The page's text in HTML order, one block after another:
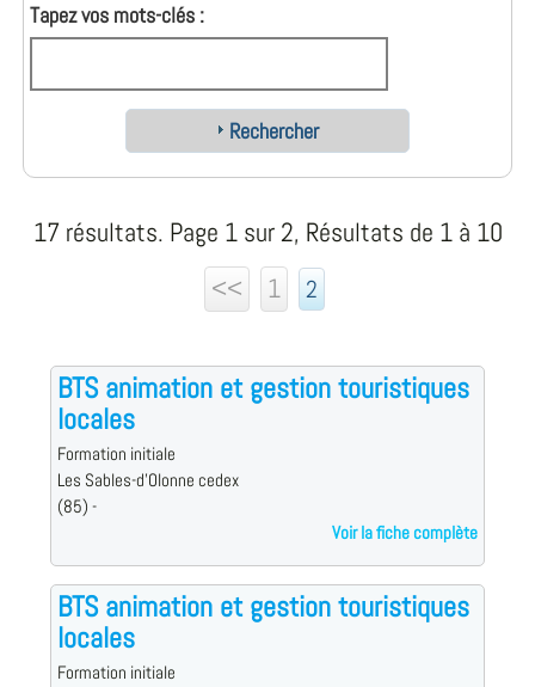
Tapez vos mots-clés :
Rechercher
17 résultats. Page 1 sur 2, Résultats de 1 à 10
<<
1 2
BTS animation et gestion touristiques
locales
Formation initiale
Les Sables-d'Olonne cedex
(85) -
Voir la fiche complète
BTS animation et gestion touristiques
locales
Formation initiale